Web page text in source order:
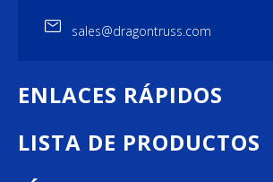
sales@dragontruss.com
ENLACES RÁPIDOS
LISTA DE PRODUCTOS